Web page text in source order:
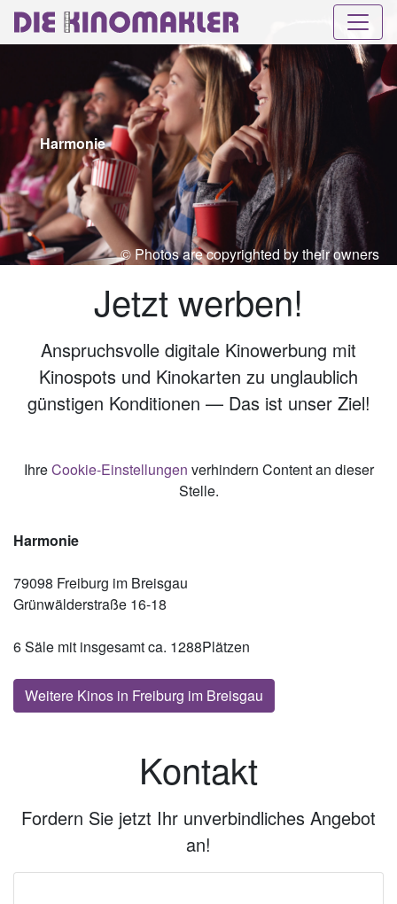
Harmonie
© Photos are copyrighted by their owners
Jetzt werben!
Anspruchsvolle digitale Kinowerbung mit
Kinospots und Kinokarten zu unglaublich
günstigen Konditionen — Das ist unser Ziel!
IhreCookie-Einstellungen verhindern Content an dieser
Stelle.
Harmonie
79098 Freiburg im Breisgau
Grünwälderstraße 16-18
6 Säle mit insgesamt ca. 1288Plätzen
Weitere Kinos in Freiburg im Breisgau
Kontakt
Fordern Sie jetzt Ihr unverbindliches Angebot
an!